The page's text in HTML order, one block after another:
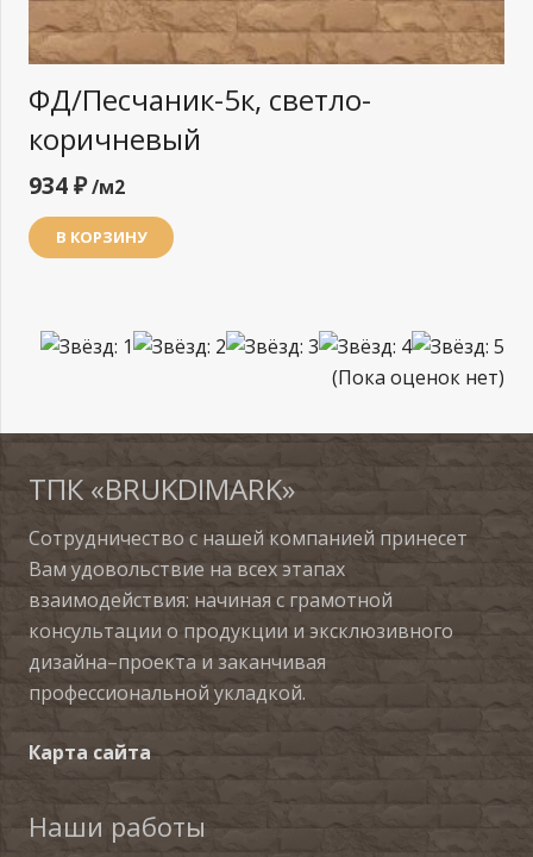
ФД/Песчаник-5к, светло-
коричневый
934₽/м2
В КОРЗИНУ
(Пока оценок нет)
ТПК «BRUKDIMARK»
Сотрудничество с нашей компанией принесет
Вам удовольствие на всех этапах
взаимодействия: начиная с грамотной
консультации о продукции и эксклюзивного
дизайна–проекта и заканчивая
профессиональной укладкой.
Карта сайта
Наши работы